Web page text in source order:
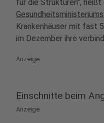
für die Strukturen", heißt
Krankenhäuser mit fast
im Dezember ihre
Anzeige
Einschnitte beim
Anzeige